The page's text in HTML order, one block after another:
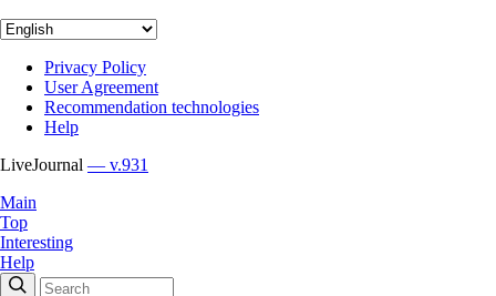
Privacy Policy
User Agreement
Recommendation technologies
Help
LiveJournal — v.931
Main
Top
Interesting
Help